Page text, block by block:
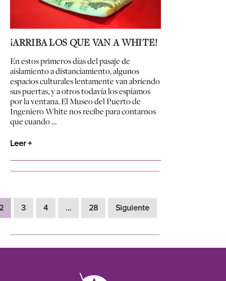
¡ARRIBA LOS QUE VAN A WHITE!
En estos primeros días del pasaje de
aislamiento a distanciamiento, algunos
espacios culturales lentamente van abriendo
sus puertas, y a otros todavía los espiamos
por la ventana. El Museo del Puerto de
Ingeniero White nos recibe para contarnos
que cuando …
Leer +
3 4 … 28 Siguiente